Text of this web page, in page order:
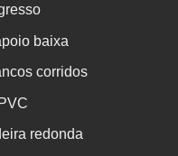
baixa
corridos
redonda